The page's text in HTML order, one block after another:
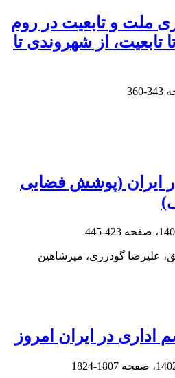
ملت و تابعیت در روم
تابعیت، از شهروندی تا
343-360
ایران (پوشش فضایی
423-445
علیرضا گودرزی، میرشاهین
اداری در ایران امروز
1807-1824